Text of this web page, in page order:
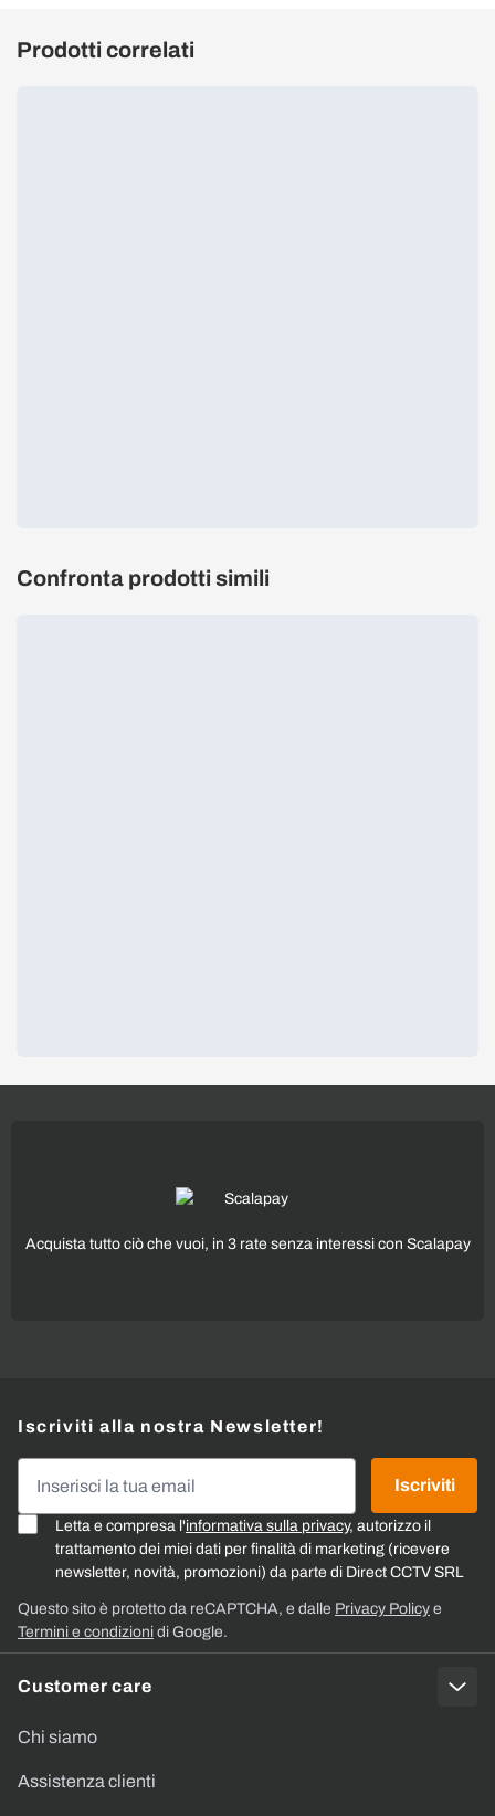
Prodotti correlati
Confronta prodotti simili
Acquista tutto ciò che vuoi, in 3 rate senza interessi con Scalapay
Customer care
Chi siamo
Assistenza clienti
Iscriviti alla nostra Newsletter!
Letta e compresa l'informativa sulla privacy, autorizzo il
trattamento dei miei dati per finalità di marketing (ricevere
newsletter, novità, promozioni) da parte di Direct CCTV SRL
Iscriviti
Questo sito è protetto da reCAPTCHA, e dalle Privacy Policy e
Termini e condizioni di Google.